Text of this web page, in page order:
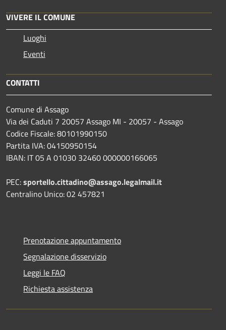
VIVERE IL COMUNE
Luoghi
Eventi
CONTATTI
Comune di Assago
Via dei Caduti 7 20057 Assago MI - 20057 - Assago
Codice Fiscale: 80101990150
Partita IVA: 04150950154
IBAN: IT 05 A 01030 32460 000000166065
PEC:sportello.cittadino@assago.legalmail.it
Centralino Unico: 02 457821
Prenotazione appuntamento
Segnalazione disservizio
Leggi le FAQ
Richiesta assistenza